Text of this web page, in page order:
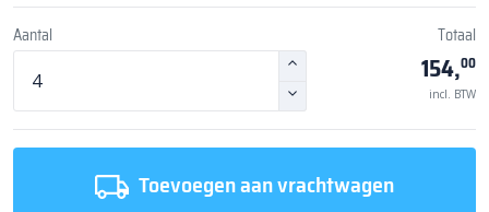
Aantal Totaal
154,00
incl. BTW
Toevoegen aan vrachtwagen